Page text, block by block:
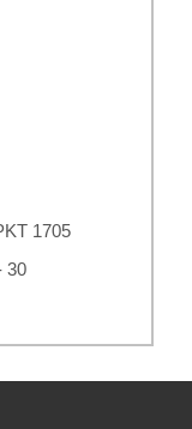
1705
30